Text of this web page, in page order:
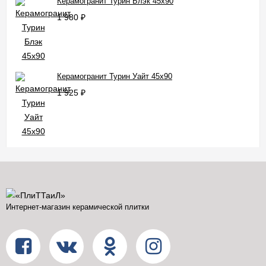
1 980 ₽
Керамогранит Турин Уайт 45x90
1 925 ₽
Интернет-магазин керамической плитки